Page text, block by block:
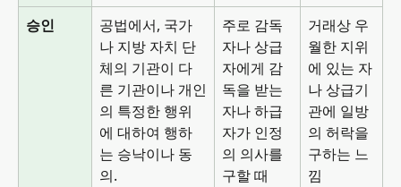
승인
공법에서, 국가
나 지방 자치 단
체의 기관이 다
른 기관이나 개인
의 특정한 행위
에 대하여 행하
는 승낙이나 동
의.
주로 감독
자나 상급
자에게 감
독을 받는
자나 하급
자가 인정
의 의사를
구할 때
거래상 우
월한 지위
에 있는 자
나 상급기
관에 일방
의 허락을
구하는 느
낌